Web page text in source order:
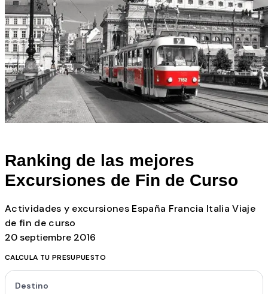
Ranking de las mejores
Excursiones de Fin de Curso
Actividades y excursiones España Francia ItaliaViaje
de fin de curso
20 septiembre 2016
CALCULA TU PRESUPUESTO